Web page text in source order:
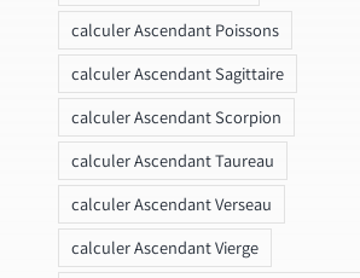
calculer Ascendant Poissons
calculer Ascendant Sagittaire
calculer Ascendant Scorpion
calculer Ascendant Taureau
calculer Ascendant Verseau
calculer Ascendant Vierge